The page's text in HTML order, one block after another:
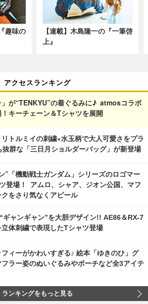
趣味の
【連載】木島隆一の『一筆啓
上』
アクセスランキング
」が“TENKYU”の着ぐるみに♪ atmosコラボ
キーチェーン＆Tシャツを展開
リトルミイの刺繍×水玉柄で大人可愛さをプラ
群な「三日月ショルダーバッグ」が新登場
”「機動戦士ガンダム」シリーズのロゴマー
登場！ アムロ、シャア、ジオン公国、マフ
をさり気なくアピール
“ギャンギャン”を大胆デザイン!! AE86＆RX-7
体刺繍で表現したTシャツ登場
ィーがかわいすぎる♪ 絵本「ゆきのひ」グ
フラー姿のぬいぐるみやポーチなど全3アイテ
ランキングをもっと見る